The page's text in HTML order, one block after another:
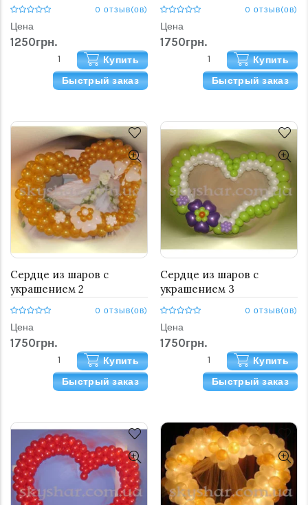
0 отзыв(ов)
Цена
1250грн.
Купить
Быстрый заказ
0 отзыв(ов)
Цена
1750грн.
Купить
Быстрый заказ
Сердце из шаров c
украшением 2
0 отзыв(ов)
Цена
1750грн.
Купить
Быстрый заказ
Сердце из шаров c
украшением 3
0 отзыв(ов)
Цена
1750грн.
Купить
Быстрый заказ